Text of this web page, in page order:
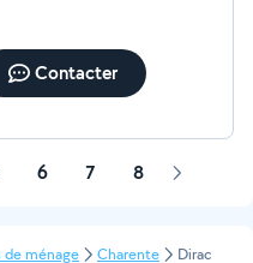
Contacter
6 7 8 Page
de ménage Charente Dirac